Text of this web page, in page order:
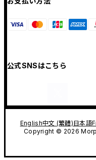
公式SNSはこちら
English中文 (繁體)日本語
Copyright © 2026